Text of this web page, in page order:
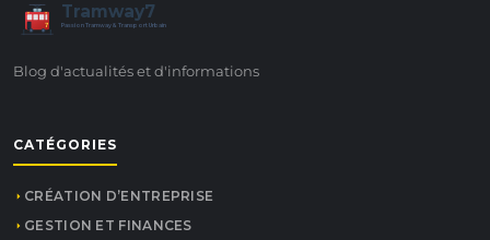
7
Tramway7
Passion Tramway & Transport Urbain
Blog d'actualités et d'informations
CATÉGORIES
CRÉATION D’ENTREPRISE
GESTION ET FINANCES